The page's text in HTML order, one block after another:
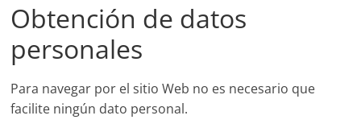
Obtención de datos
personales
Para navegar por el sitio Web no es necesario que
facilite ningún dato personal.